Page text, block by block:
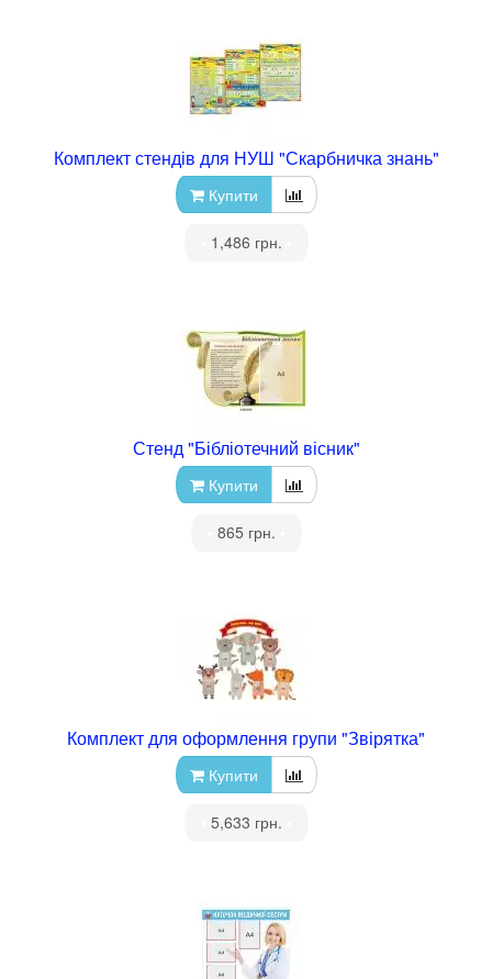
Комплект стендів для НУШ "Скарбничка знань"
Купити
1,486 грн.
Стенд "Бібліотечний вісник"
Купити
865 грн.
Комплект для оформлення групи "Звірятка"
Купити
5,633 грн.